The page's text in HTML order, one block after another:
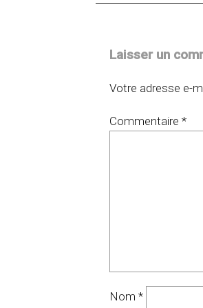
Laisser un
Votre adresse e-
Commentaire *
Nom *